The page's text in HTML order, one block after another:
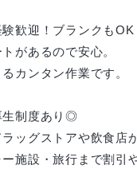
歓迎！ブランクもOK
があるので安心。
カンタン作業です。
生制度あり◎
ッグストアや飲食店
施設・旅行まで割引